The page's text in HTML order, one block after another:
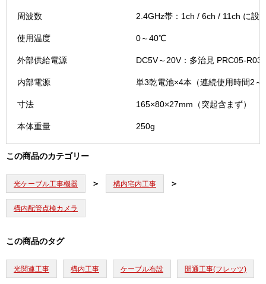
周波数 2.4GHz帯：1ch / 6ch / 11ch に設
使用温度 0～40℃
外部供給電源 DC5V～20V：多治見 PRC05-
内部電源 単3乾電池×4本（連続使用時間2～
寸法 165×80×27mm（突起含まず）
本体重量 250g
この商品のカテゴリー
光ケーブル工事機器 構内宅内工事
構内配管点検カメラ
この商品のタグ
光関連工事 構内工事 ケーブル布設 開通工事(フレッツ)